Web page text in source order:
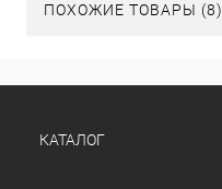
ПОХОЖИЕ ТОВАРЫ (8)
КАТАЛОГ